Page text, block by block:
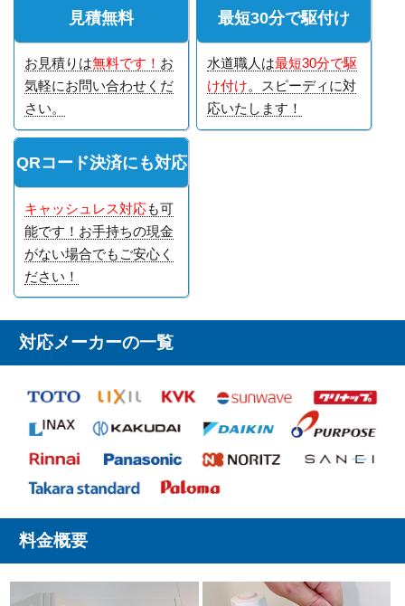
見積無料
お見積りは無料です！ お
気軽にお問い合わせくだ
さい。
最短30分で駆付け
水道職人は最短30分で駆
け付け。スピーディに対
応いたします！
QRコード決済にも対応
キャッシュレス対応も可
能です！お手持ちの現金
がない場合でもご安心く
ださい！
対応メーカーの一覧
料金概要